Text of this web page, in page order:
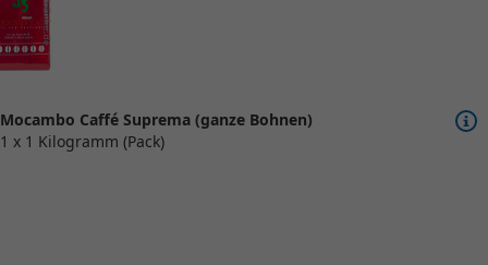
Mocambo Caffé Suprema (ganze Bohnen)
1 x 1 Kilogramm (Pack)